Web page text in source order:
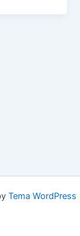
Tema WordPress